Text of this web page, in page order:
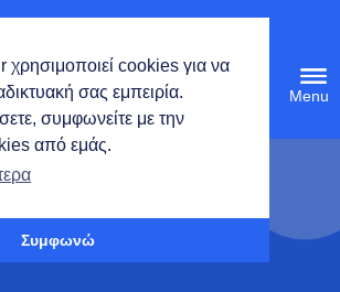
cookies για να
σας εμπειρία.
συμφωνείτε με την
από εμάς.
Συμφωνώ